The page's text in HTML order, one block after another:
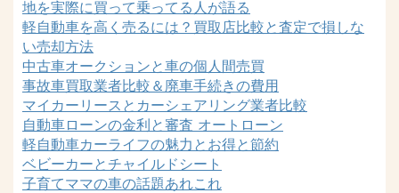
地を実際に買って乗ってる人が語る
軽自動車を高く売るには？買取店比較と査定で損しな
い売却方法
中古車オークションと車の個人間売買
事故車買取業者比較＆廃車手続きの費用
マイカーリースとカーシェアリング業者比較
自動車ローンの金利と審査 オートローン
軽自動車カーライフの魅力とお得と節約
ベビーカーとチャイルドシート
子育てママの車の話題あれこれ